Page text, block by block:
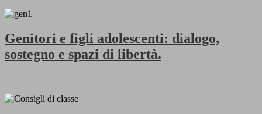
Genitori e figli adolescenti: dialogo,
sostegno e spazi di libertà.